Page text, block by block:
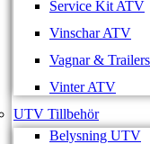
Service Kit ATV
Vinschar ATV
Vagnar &
Vinter ATV
UTV Tillbehör
Belysning UTV